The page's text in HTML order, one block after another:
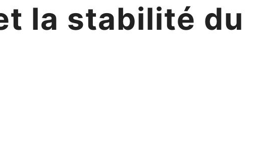
la stabilité du